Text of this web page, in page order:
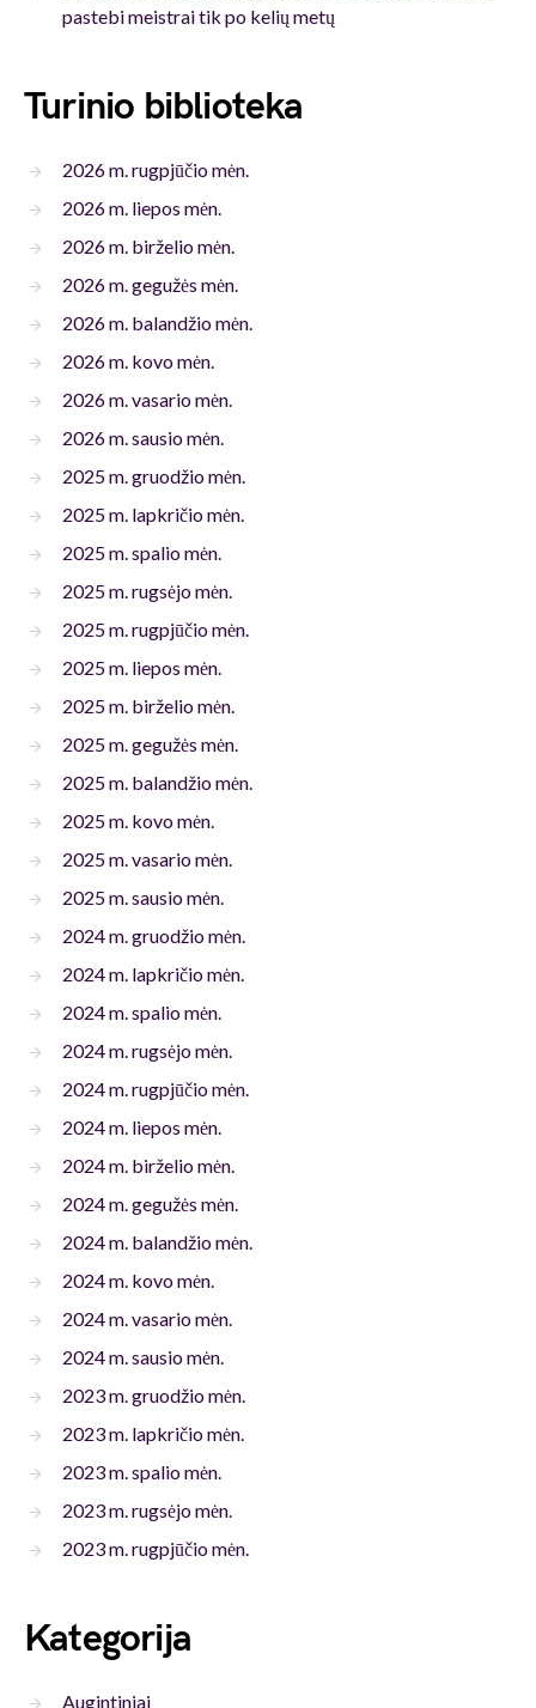
pastebi meistrai tik po kelių metų
Turinio biblioteka
2026 m. rugpjūčio mėn.
2026 m. liepos mėn.
2026 m. birželio mėn.
2026 m. gegužės mėn.
2026 m. balandžio mėn.
2026 m. kovo mėn.
2026 m. vasario mėn.
2026 m. sausio mėn.
2025 m. gruodžio mėn.
2025 m. lapkričio mėn.
2025 m. spalio mėn.
2025 m. rugsėjo mėn.
2025 m. rugpjūčio mėn.
2025 m. liepos mėn.
2025 m. birželio mėn.
2025 m. gegužės mėn.
2025 m. balandžio mėn.
2025 m. kovo mėn.
2025 m. vasario mėn.
2025 m. sausio mėn.
2024 m. gruodžio mėn.
2024 m. lapkričio mėn.
2024 m. spalio mėn.
2024 m. rugsėjo mėn.
2024 m. rugpjūčio mėn.
2024 m. liepos mėn.
2024 m. birželio mėn.
2024 m. gegužės mėn.
2024 m. balandžio mėn.
2024 m. kovo mėn.
2024 m. vasario mėn.
2024 m. sausio mėn.
2023 m. gruodžio mėn.
2023 m. lapkričio mėn.
2023 m. spalio mėn.
2023 m. rugsėjo mėn.
2023 m. rugpjūčio mėn.
Kategorija
Augintiniai